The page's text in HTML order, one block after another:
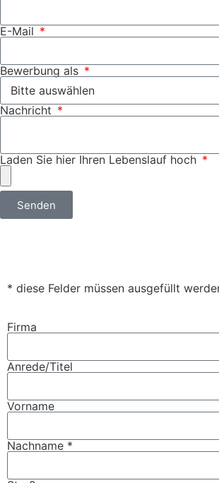
E-Mail
Bewerbung als
Nachricht
Laden Sie hier Ihren Lebenslauf hoch
Senden
* diese Felder müssen ausgefüllt
Firma
Anrede/Titel
Vorname
Nachname *